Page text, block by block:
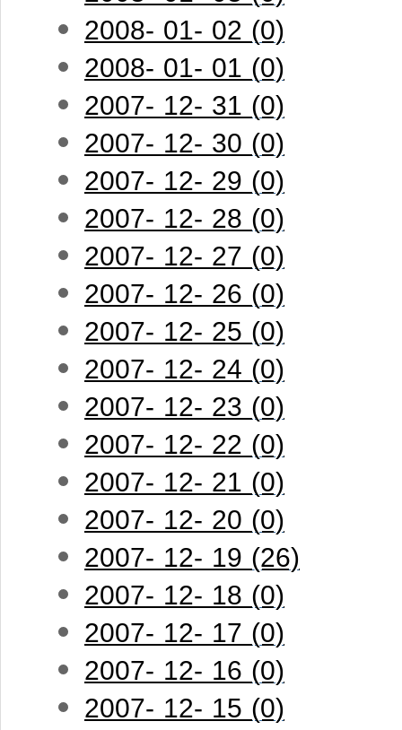
2008- 01- 02 (0)
2008- 01- 01 (0)
2007- 12- 31 (0)
2007- 12- 30 (0)
2007- 12- 29 (0)
2007- 12- 28 (0)
2007- 12- 27 (0)
2007- 12- 26 (0)
2007- 12- 25 (0)
2007- 12- 24 (0)
2007- 12- 23 (0)
2007- 12- 22 (0)
2007- 12- 21 (0)
2007- 12- 20 (0)
2007- 12- 19 (26)
2007- 12- 18 (0)
2007- 12- 17 (0)
2007- 12- 16 (0)
2007- 12- 15 (0)